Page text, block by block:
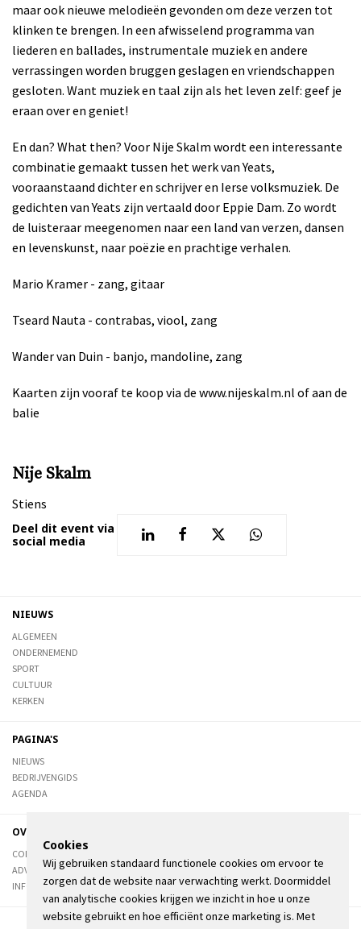
maar ook nieuwe melodieën gevonden om deze verzen tot
klinken te brengen. In een afwisselend programma van
liederen en ballades, instrumentale muziek en andere
verrassingen worden bruggen geslagen en vriendschappen
gesloten. Want muziek en taal zijn als het leven zelf: geef je
eraan over en geniet!
En dan? What then? Voor Nije Skalm wordt een interessante
combinatie gemaakt tussen het werk van Yeats,
vooraanstaand dichter en schrijver en Ierse volksmuziek. De
gedichten van Yeats zijn vertaald door Eppie Dam. Zo wordt
de luisteraar meegenomen naar een land van verzen, dansen
en levenskunst, naar poëzie en prachtige verhalen.
Mario Kramer - zang, gitaar
Tseard Nauta - contrabas, viool, zang
Wander van Duin - banjo, mandoline, zang
Kaarten zijn vooraf te koop via de www.nijeskalm.nl of aan de
balie
Nije Skalm
Stiens
Deel dit event via
social media
NIEUWS
ALGEMEEN
ONDERNEMEND
SPORT
CULTUUR
KERKEN
PAGINA'S
NIEUWS
BEDRIJVENGIDS
AGENDA
OVER DE STIENSER
CONTACT
ADVERTEREN
INFORMATIE
Cookies
Wij gebruiken standaard functionele cookies om ervoor te
zorgen dat de website naar verwachting werkt. Doormiddel
van analytische cookies krijgen we inzicht in hoe u onze
website gebruikt en hoe efficiënt onze marketing is. Met